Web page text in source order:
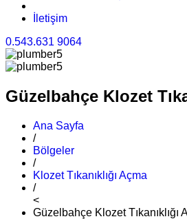
İletişim
0.543.631 9064
Güzelbahçe Klozet
Ana Sayfa
/
Bölgeler
/
Klozet Tıkanıklığı Açma
/
<
Güzelbahçe Klozet Tıkanıklığı